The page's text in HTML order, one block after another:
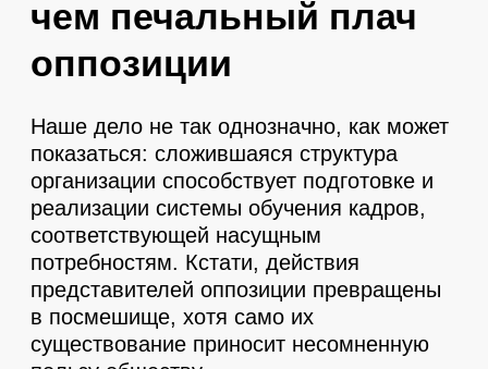
Нет звука приятнее,
чем печальный плач
оппозиции